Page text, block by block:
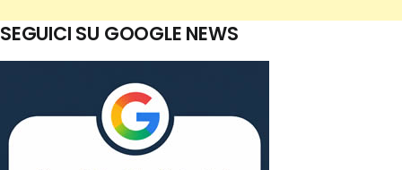
SEGUICI SU GOOGLE NEWS